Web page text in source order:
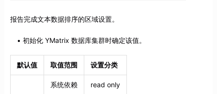
报告完成文本数据排序的区域设置。
初始化 YMatrix 数据库集群时确定该值。
默认值 取值范围 设置分类
系统依赖 read only